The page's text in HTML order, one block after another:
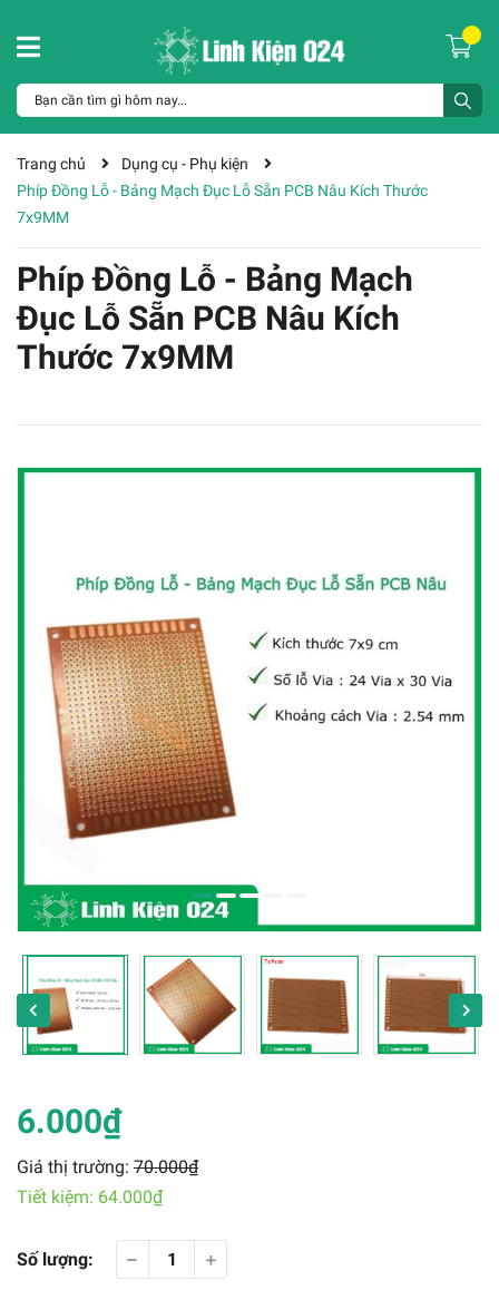
Trang chủ
Dụng cụ - Phụ kiện
Phíp Đồng Lỗ - Bảng Mạch Đục Lỗ Sẵn PCB Nâu Kích Thước
7x9MM
Phíp Đồng Lỗ - Bảng Mạch
Đục Lỗ Sẵn PCB Nâu Kích
Thước 7x9MM
6.000₫
Giá thị trường: 70.000₫
Tiết kiệm: 64.000₫
Số lượng: